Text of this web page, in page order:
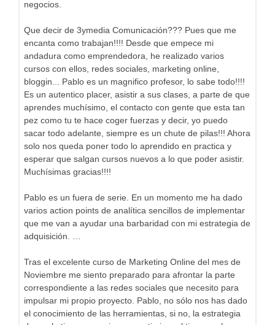
negocios.
Que decir de 3ymedia Comunicación??? Pues que me
encanta como trabajan!!!! Desde que empece mi
andadura como emprendedora, he realizado varios
cursos con ellos, redes sociales, marketing online,
bloggin... Pablo es un magnifico profesor, lo sabe todo!!!!
Es un autentico placer, asistir a sus clases, a parte de que
aprendes muchísimo, el contacto con gente que esta tan
pez como tu te hace coger fuerzas y decir, yo puedo
sacar todo adelante, siempre es un chute de pilas!!! Ahora
solo nos queda poner todo lo aprendido en practica y
esperar que salgan cursos nuevos a lo que poder asistir.
Muchísimas gracias!!!!
Pablo es un fuera de serie. En un momento me ha dado
varios action points de analítica sencillos de implementar
que me van a ayudar una barbaridad con mi estrategia de
adquisición. …
Tras el excelente curso de Marketing Online del mes de
Noviembre me siento preparado para afrontar la parte
correspondiente a las redes sociales que necesito para
impulsar mi propio proyecto. Pablo, no sólo nos has dado
el conocimiento de las herramientas, si no, la estrategia